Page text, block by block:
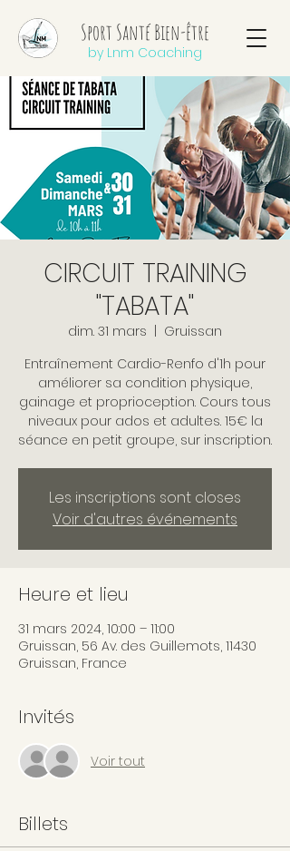
Sport Santé Bien-être
by Lnm Coaching
CIRCUIT TRAINING
"TABATA"
dim. 31 mars
Gruissan
Entraînement Cardio-Renfo d'1h pour
améliorer sa condition physique,
gainage et proprioception. Cours tous
niveaux pour ados et adultes. 15€ la
séance en petit groupe, sur inscription.
Les inscriptions sont closes
Voir d'autres événements
Heure et lieu
31 mars 2024, 10:00 – 11:00
Gruissan, 56 Av. des Guillemots, 11430
Gruissan, France
Invités
Voir tout
Billets